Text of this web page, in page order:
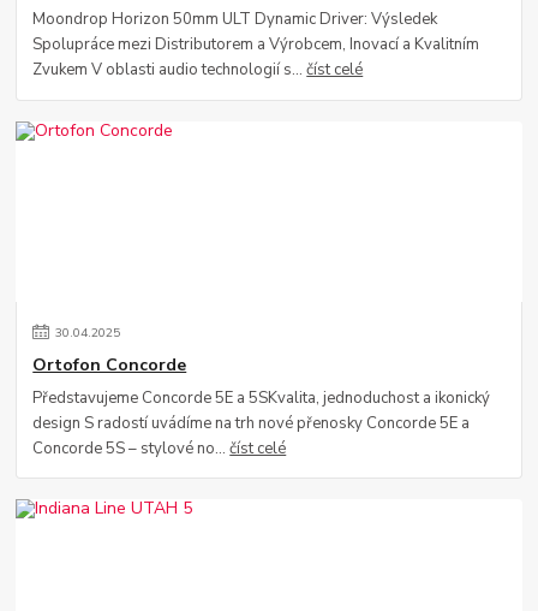
Moondrop Horizon 50mm ULT Dynamic Driver: Výsledek
Spolupráce mezi Distributorem a Výrobcem, Inovací a Kvalitním
Zvukem V oblasti audio technologií s...číst celé
30.04.2025
Ortofon Concorde
Představujeme Concorde 5E a 5SKvalita, jednoduchost a ikonický
design S radostí uvádíme na trh nové přenosky Concorde 5E a
Concorde 5S – stylové no...číst celé